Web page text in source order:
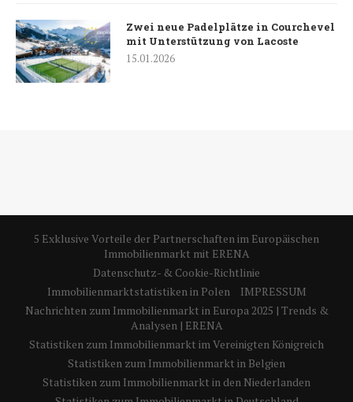
Zwei neue Padelplätze in Courchevel
mit Unterstützung von Lacoste
15.01.2026
5 Exklusive Vorteile der Partnerschaften im Europäischen
Immobilienmarkt mit ERENA
Datenschutz- & Cookie-Richtlinie
Immobilienmarktstatistiken in Polen
IMPRESSUM
Nachrichten zum Immobilienmarkt in Europa 2025 | Trends &
Analysen | ERENA
Statistiken zum Immobilienmarkt im Vereinigten Königreich
Statistiken zum Immobilienmarkt in Belgien
Statistiken zum Immobilienmarkt in den Niederlanden